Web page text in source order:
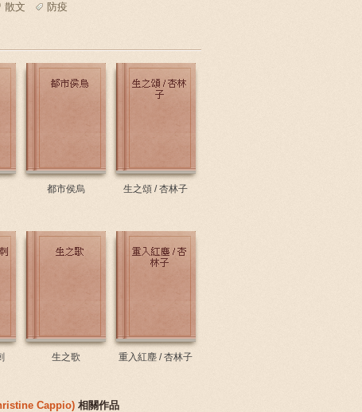
散文 防疫
都市侯烏 生之頌 / 杏林子
生之歌 重入紅塵 / 杏林子
Cappio) 相關作品